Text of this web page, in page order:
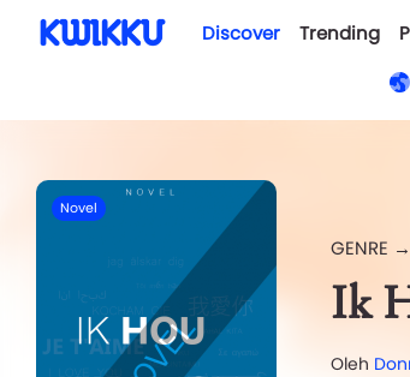
Discover Trending
Novel
GENRE →
Ik
Oleh